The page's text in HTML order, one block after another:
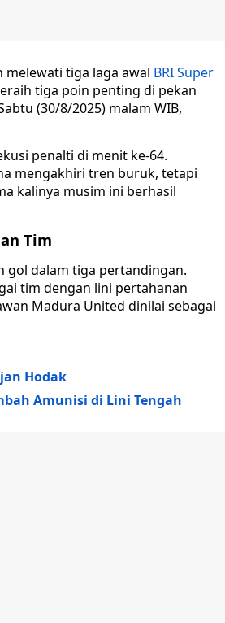
melewati tiga laga awal BRI Super
tiga poin penting di pekan
(30/8/2025) malam WIB,
penalti di menit ke-64.
mengakhiri tren buruk, tetapi
kalinya musim ini berhasil
Tim
gol dalam tiga pertandingan.
tim dengan lini pertahanan
Madura United dinilai sebagai
Hodak
Amunisi di Lini Tengah